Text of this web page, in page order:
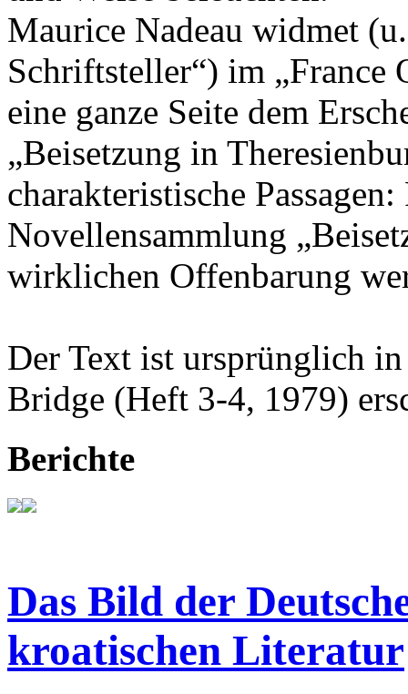
Maurice Nadeau widmet
Schriftsteller“) im „France
eine ganze Seite dem
„Beisetzung in
charakteristische
Novellensammlung
wirklichen Offenbarung
Der Text ist ursprünglich
Bridge (Heft 3-4, 1979)
Berichte
Das Bild der
kroatischen Literatur